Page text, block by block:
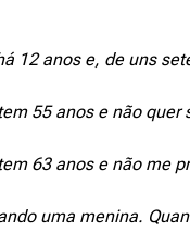
12 anos e, de uns
55 anos e não quer
63 anos e não me
uma menina.